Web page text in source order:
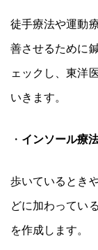
徒手療法や運動
善させるために
ェックし、東洋
いきます。
・ インソール療
歩いているとき
どに加わってい
を作成します。